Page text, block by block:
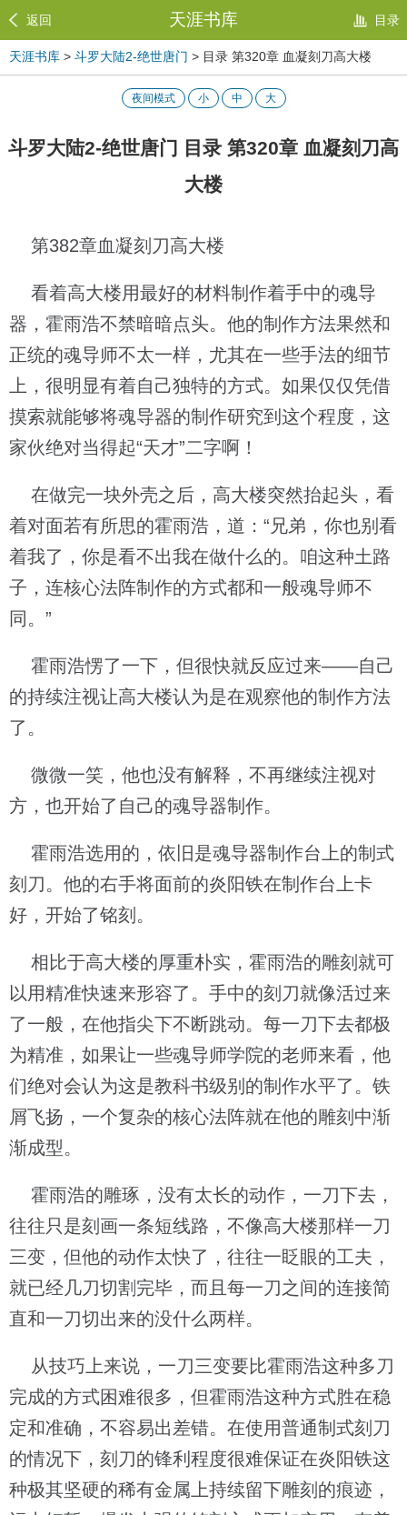
返回 天涯书库 目录
天涯书库 > 斗罗大陆2-绝世唐门 > 目录 第320章 血凝刻刀高大楼
夜间模式 小 中 大
斗罗大陆2-绝世唐门 目录 第320章 血凝刻刀高
大楼
第382章血凝刻刀高大楼
看着高大楼用最好的材料制作着手中的魂导
器，霍雨浩不禁暗暗点头。他的制作方法果然和
正统的魂导师不太一样，尤其在一些手法的细节
上，很明显有着自己独特的方式。如果仅仅凭借
摸索就能够将魂导器的制作研究到这个程度，这
家伙绝对当得起“天才”二字啊！
在做完一块外壳之后，高大楼突然抬起头，看
着对面若有所思的霍雨浩，道：“兄弟，你也别看
着我了，你是看不出我在做什么的。咱这种土路
子，连核心法阵制作的方式都和一般魂导师不
同。”
霍雨浩愣了一下，但很快就反应过来——自己
的持续注视让高大楼认为是在观察他的制作方法
了。
微微一笑，他也没有解释，不再继续注视对
方，也开始了自己的魂导器制作。
霍雨浩选用的，依旧是魂导器制作台上的制式
刻刀。他的右手将面前的炎阳铁在制作台上卡
好，开始了铭刻。
相比于高大楼的厚重朴实，霍雨浩的雕刻就可
以用精准快速来形容了。手中的刻刀就像活过来
了一般，在他指尖下不断跳动。每一刀下去都极
为精准，如果让一些魂导师学院的老师来看，他
们绝对会认为这是教科书级别的制作水平了。铁
屑飞扬，一个复杂的核心法阵就在他的雕刻中渐
渐成型。
霍雨浩的雕琢，没有太长的动作，一刀下去，
往往只是刻画一条短线路，不像高大楼那样一刀
三变，但他的动作太快了，往往一眨眼的工夫，
就已经几刀切割完毕，而且每一刀之间的连接简
直和一刀切出来的没什么两样。
从技巧上来说，一刀三变要比霍雨浩这种多刀
完成的方式困难很多，但霍雨浩这种方式胜在稳
定和准确，不容易出差错。在使用普通制式刻刀
的情况下，刻刀的锋利程度很难保证在炎阳铁这
种极其坚硬的稀有金属上持续留下雕刻的痕迹，